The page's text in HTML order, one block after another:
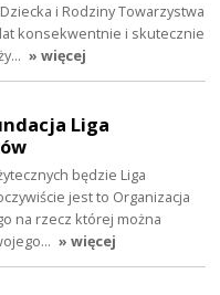
i Rodziny Towarzystwa
konsekwentnie i skutecznie
» więcej
Liga
będzie Liga
jest to Organizacja
na rzecz której można
» więcej